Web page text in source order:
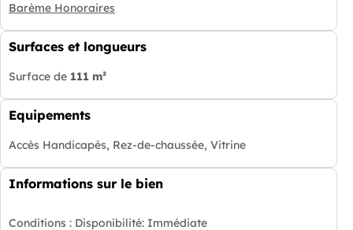
Barème Honoraires
Surfaces et longueurs
Surface de 111 m²
Equipements
Accès Handicapés, Rez-de-chaussée, Vitrine
Informations sur le bien
Conditions : Disponibilité: Immédiate